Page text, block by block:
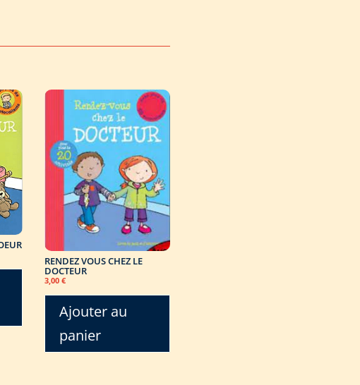
RENDEZ VOUS CHEZ LE
DOCTEUR
3,00 €
Ajouter au
panier